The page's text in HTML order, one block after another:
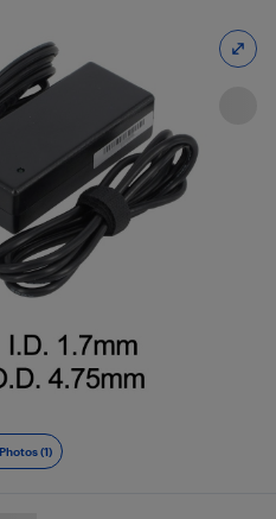
Photos (1)